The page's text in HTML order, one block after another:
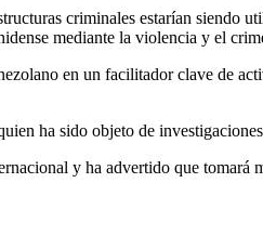
criminales estarían
mediante la violencia y el
en un facilitador clave de
ha sido objeto de
y ha advertido que tomará